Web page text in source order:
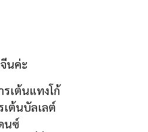
นค่ะ
เต้นแทงโก้
เต้นบัลเลต์
นซ์